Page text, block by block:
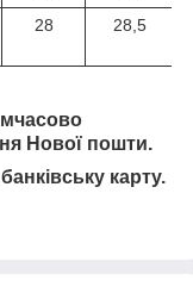
28 28,5
Нової пошти.
карту.